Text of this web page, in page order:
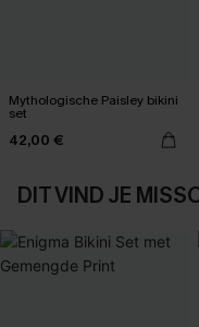
Mythologische Paisley bikini
set
42,00 €
DIT VIND JE